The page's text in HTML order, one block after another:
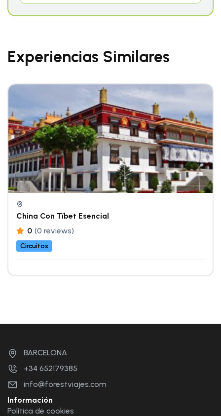
Experiencias Similares
China Con Tíbet Esencial
0 (0 reviews)
Circuitos
BARCELONA
+34 652179385
info@forestviajes.com
Información
Política de cookies